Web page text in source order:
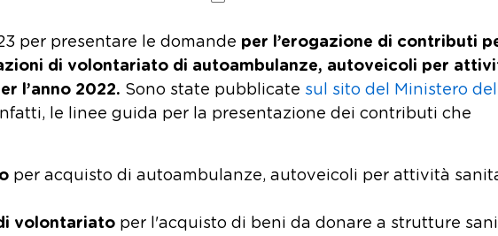
per presentare le domande per l’erogazione di contributi
di volontariato di autoambulanze, autoveicoli per
l’anno 2022. Sono state pubblicate sul sito del Ministero del
le linee guida per la presentazione dei contributi che
per acquisto di autoambulanze, autoveicoli per attività
volontariato per l'acquisto di beni da donare a strutture